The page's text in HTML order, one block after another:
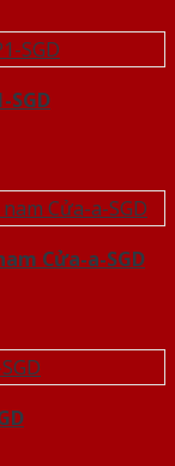
SGD
Cửa-a-SGD